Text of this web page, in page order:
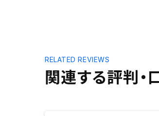
関連する評判・
RELATED REVIEWS